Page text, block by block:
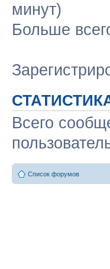
минут)
Больше
Всего
Список форумов